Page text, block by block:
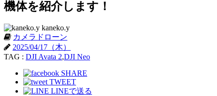
機体を紹介します！
kaneko.y
カメラドローン
2025/04/17（木）
TAG : DJI Avata 2,DJI Neo
SHARE
TWEET
LINEで送る